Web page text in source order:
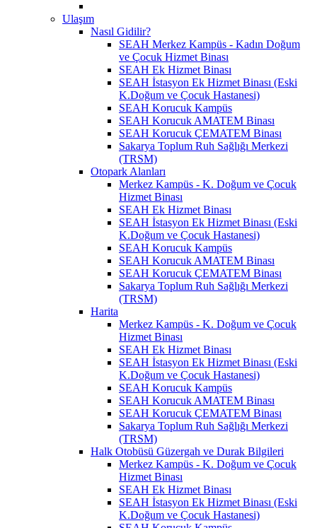
Ulaşım
Nasıl Gidilir?
SEAH Merkez Kampüs - Kadın Doğum
ve Çocuk Hizmet Binası
SEAH Ek Hizmet Binası
SEAH İstasyon Ek Hizmet Binası (Eski
K.Doğum ve Çocuk Hastanesi)
SEAH Korucuk Kampüs
SEAH Korucuk AMATEM Binası
SEAH Korucuk ÇEMATEM Binası
Sakarya Toplum Ruh Sağlığı Merkezi
(TRSM)
Otopark Alanları
Merkez Kampüs - K. Doğum ve Çocuk
Hizmet Binası
SEAH Ek Hizmet Binası
SEAH İstasyon Ek Hizmet Binası (Eski
K.Doğum ve Çocuk Hastanesi)
SEAH Korucuk Kampüs
SEAH Korucuk AMATEM Binası
SEAH Korucuk ÇEMATEM Binası
Sakarya Toplum Ruh Sağlığı Merkezi
(TRSM)
Harita
Merkez Kampüs - K. Doğum ve Çocuk
Hizmet Binası
SEAH Ek Hizmet Binası
SEAH İstasyon Ek Hizmet Binası (Eski
K.Doğum ve Çocuk Hastanesi)
SEAH Korucuk Kampüs
SEAH Korucuk AMATEM Binası
SEAH Korucuk ÇEMATEM Binası
Sakarya Toplum Ruh Sağlığı Merkezi
(TRSM)
Halk Otobüsü Güzergah ve Durak Bilgileri
Merkez Kampüs - K. Doğum ve Çocuk
Hizmet Binası
SEAH Ek Hizmet Binası
SEAH İstasyon Ek Hizmet Binası (Eski
K.Doğum ve Çocuk Hastanesi)